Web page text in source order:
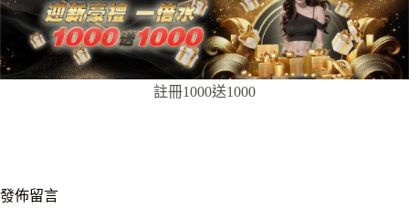
註冊1000送1000
發佈留言